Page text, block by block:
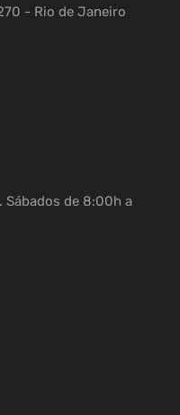
- Rio de Janeiro
Sábados de 8:00h a